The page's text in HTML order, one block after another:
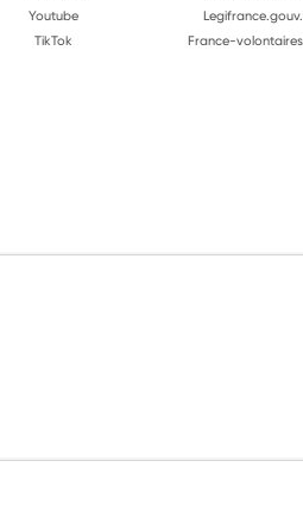
Youtube
TikTok
France-